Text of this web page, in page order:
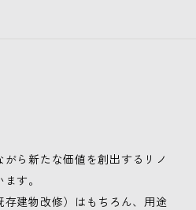
ら新たな価値を創出するリノ
す。
建物改修）はもちろん、用途